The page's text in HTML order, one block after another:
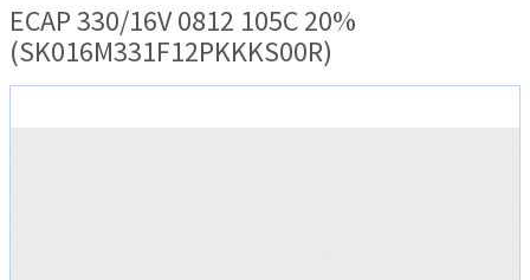
ECAP 330/16V 0812 105C 20%
(SK016M331F12PKKKS00R)